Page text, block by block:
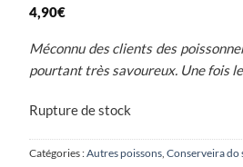
4,90€
Méconnu des clients des
pourtant très savoureux. Une fois
Rupture de stock
Catégories :Autres poissons Conserveira do